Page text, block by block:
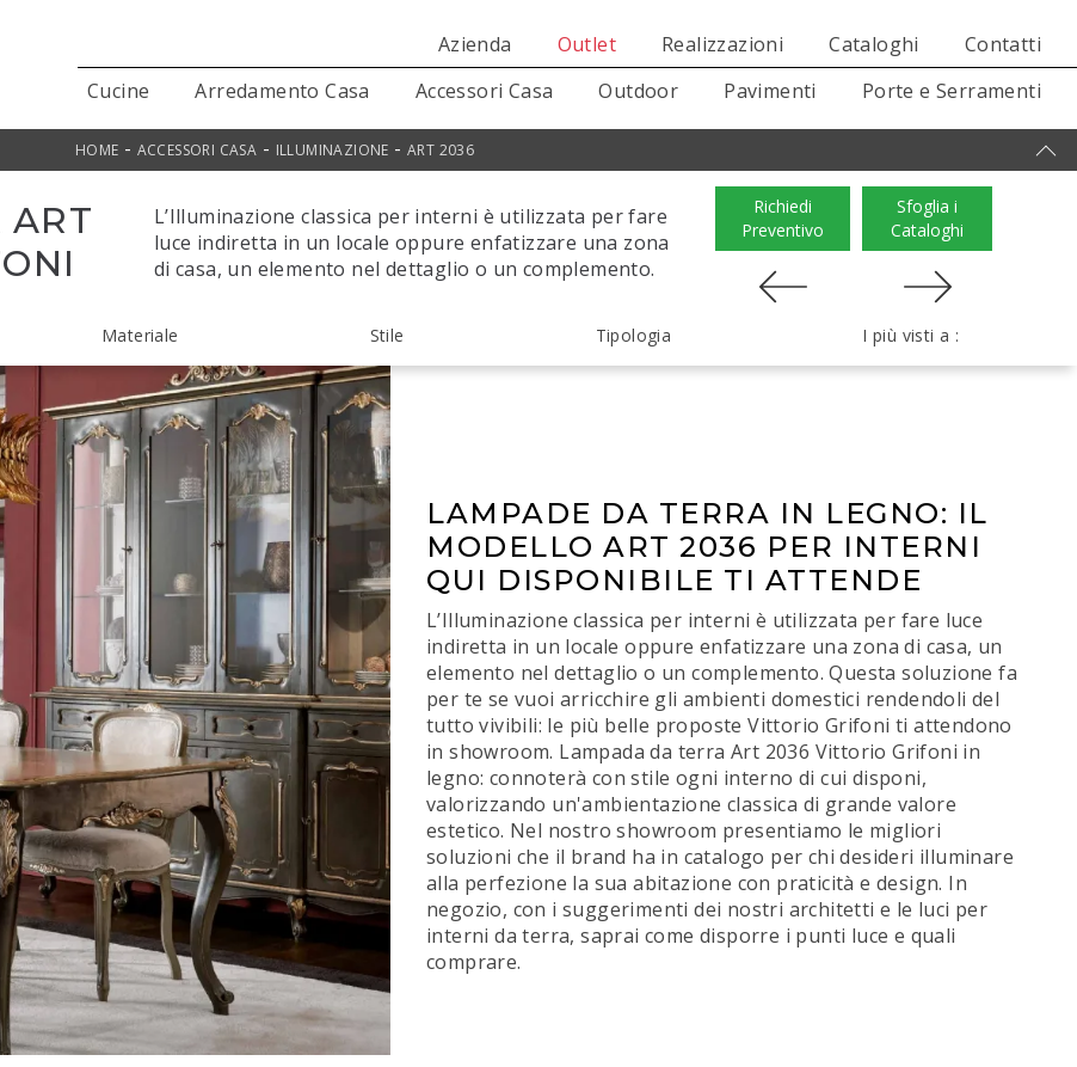
Azienda Outlet Realizzazioni Cataloghi
Contatti
Cucine
Arredamento Casa Accessori Casa Outdoor Pavimenti Porte e Serramenti
HOME - ACCESSORI CASA - ILLUMINAZIONE - ART 2036
ART
L’Illuminazione classica per interni è utilizzata per fare
luce indiretta in un locale oppure enfatizzare una zona
di casa, un elemento nel dettaglio o un complemento.
Richiedi
Preventivo
Sfoglia i
Cataloghi
Materiale Stile Tipologia I più visti a :
LAMPADE DA TERRA IN LEGNO: IL
MODELLO ART 2036 PER INTERNI
QUI DISPONIBILE TI ATTENDE
L’Illuminazione classica per interni è utilizzata per fare luce
indiretta in un locale oppure enfatizzare una zona di casa, un
elemento nel dettaglio o un complemento. Questa soluzione fa
per te se vuoi arricchire gli ambienti domestici rendendoli del
tutto vivibili: le più belle proposte Vittorio Grifoni ti attendono
in showroom. Lampada da terra Art 2036 Vittorio Grifoni in
legno: connoterà con stile ogni interno di cui disponi,
valorizzando un'ambientazione classica di grande valore
estetico. Nel nostro showroom presentiamo le migliori
soluzioni che il brand ha in catalogo per chi desideri illuminare
alla perfezione la sua abitazione con praticità e design. In
negozio, con i suggerimenti dei nostri architetti e le luci per
interni da terra, saprai come disporre i punti luce e quali
comprare.